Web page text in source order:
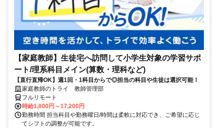
【家庭教師】生徒宅へ訪問して小学生対象の学習サポ
ート/理系科目メイン(算数・理科など)
【直行直帰OK】週1回・1科目からで◎担当の科目や生徒は選択可能！
家庭教師のトライ 教師管理部
フルリモート
時給1,800円～17,200円
勤務時間 担当科目や勤務曜日/時間は柔軟に対応でき、ご希望に応じ
てシフトの調整が可能です。